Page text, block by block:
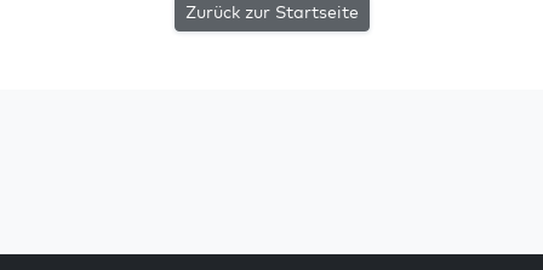
Zurück zur Startseite